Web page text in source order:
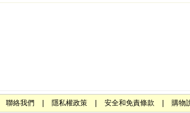
聯絡我們 隱私權政策 安全和免責條款 購物